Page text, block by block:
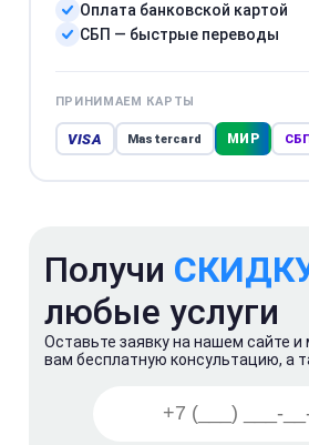
Оплата банковской картой
СБП — быстрые переводы
ПРИНИМАЕМ КАРТЫ
VISA Mastercard МИР
Получи
любые услуги
Оставьте заявку на нашем сайте
вам бесплатную консультацию, а